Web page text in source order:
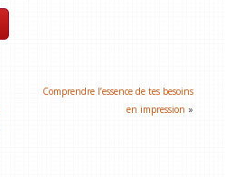
Comprendre l’essence de tes besoins
en impression »